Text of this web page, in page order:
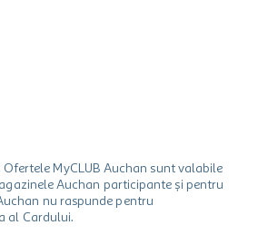
MyCLUB Auchan sunt valabile
Auchan participante și pentru
nu raspunde pentru
al Cardului.